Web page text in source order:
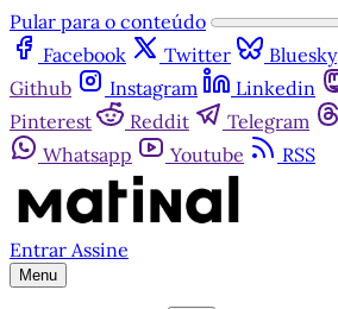
Pular para o conteúdo
Facebook
Twitter Bluesky
Github
Instagram Linkedin
Pinterest
Reddit Telegram
Whatsapp
Youtube RSS
Entrar Assine
Menu